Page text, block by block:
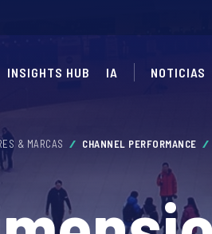
INSIGHTS HUB IA NOTICIAS
& MARCAS CHANNEL PERFORMANCE